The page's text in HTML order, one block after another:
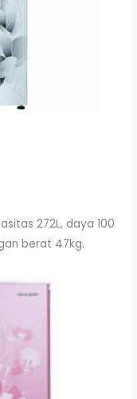
272L, daya 100
berat 47kg.